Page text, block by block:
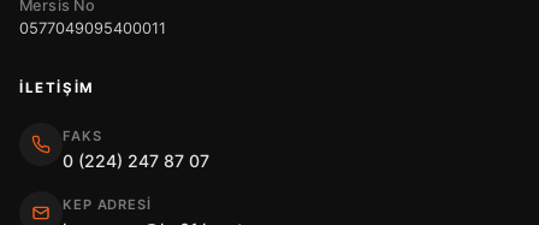
Mersis No
0577049095400011
İLETIŞIM
FAKS
0 (224) 247 87 07
KEP ADRESI